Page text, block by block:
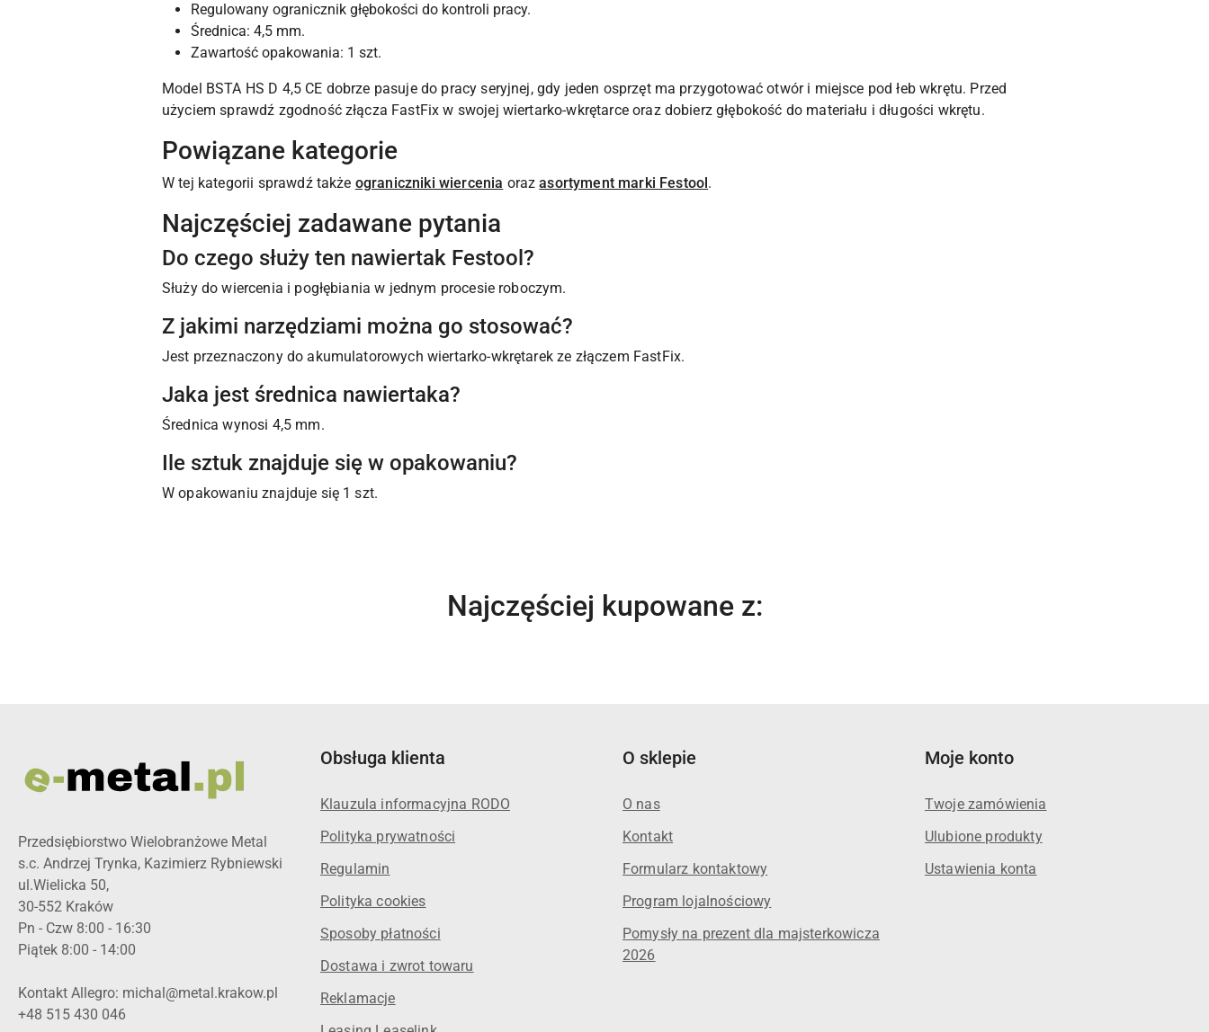
Regulowany ogranicznik głębokości do kontroli pracy.
Średnica: 4,5 mm.
Zawartość opakowania: 1 szt.
Model BSTA HS D 4,5 CE dobrze pasuje do pracy seryjnej, gdy jeden osprzęt ma przygotować otwór i miejsce pod łeb wkrętu. Przed
użyciem sprawdź zgodność złącza FastFix w swojej wiertarko-wkrętarce oraz dobierz głębokość do materiału i długości wkrętu.
Powiązane kategorie
W tej kategorii sprawdź także ograniczniki wiercenia orazasortyment marki Festool.
Najczęściej zadawane pytania
Do czego służy ten nawiertak Festool?
Służy do wiercenia i pogłębiania w jednym procesie roboczym.
Z jakimi narzędziami można go stosować?
Jest przeznaczony do akumulatorowych wiertarko-wkrętarek ze złączem FastFix.
Jaka jest średnica nawiertaka?
Średnica wynosi 4,5 mm.
Ile sztuk znajduje się w opakowaniu?
W opakowaniu znajduje się 1 szt.
Produkty
Najczęściej kupowane z:
Przedsiębiorstwo Wielobranżowe Metal
s.c. Andrzej Trynka, Kazimierz Rybniewski
ul.Wielicka 50,
30-552 Kraków
Pn - Czw 8:00 - 16:30
Piątek 8:00 - 14:00
Kontakt Allegro: michal@metal.krakow.pl
+48 515 430 046
Obsługa klienta
Klauzula informacyjna RODO
Polityka prywatności
Regulamin
Polityka cookies
Sposoby płatności
Dostawa i zwrot towaru
Reklamacje
O sklepie
O nas
Kontakt
Formularz kontaktowy
Program lojalnościowy
Pomysły na prezent dla majsterkowicza
2026
Moje konto
Twoje zamówienia
Ulubione produkty
Ustawienia konta